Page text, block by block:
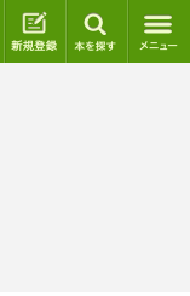
ログイン 新規登録